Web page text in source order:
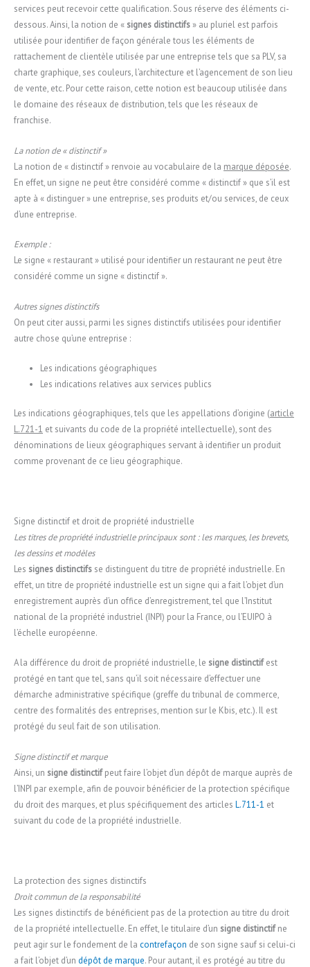
services peut recevoir cette qualification. Sous réserve des éléments ci-
dessous. Ainsi, la notion de « signes distinctifs » au pluriel est parfois
utilisée pour identifier de façon générale tous les éléments de
rattachement de clientèle utilisée par une entreprise tels que sa PLV, sa
charte graphique, ses couleurs, l’architecture et l’agencement de son lieu
de vente, etc. Pour cette raison, cette notion est beaucoup utilisée dans
le domaine des réseaux de distribution, tels que les réseaux de
franchise.
La notion de « distinctif »
La notion de « distinctif » renvoie au vocabulaire de la marque déposée.
En effet, un signe ne peut être considéré comme « distinctif » que s’il est
apte à « distinguer » une entreprise, ses produits et/ou services, de ceux
d’une entreprise.
Exemple :
Le signe « restaurant » utilisé pour identifier un restaurant ne peut être
considéré comme un signe « distinctif ».
Autres signes distinctifs
On peut citer aussi, parmi les signes distinctifs utilisées pour identifier
autre chose qu’une entreprise :
Les indications géographiques
Les indications relatives aux services publics
Les indications géographiques, tels que les appellations d’origine (article
L.721-1 et suivants du code de la propriété intellectuelle), sont des
dénominations de lieux géographiques servant à identifier un produit
comme provenant de ce lieu géographique.
Signe distinctif et droit de propriété industrielle
Les titres de propriété industrielle principaux sont : les marques, les brevets,
les dessins et modèles
Les signes distinctifs se distinguent du titre de propriété industrielle. En
effet, un titre de propriété industrielle est un signe qui a fait l’objet d’un
enregistrement auprès d’un office d’enregistrement, tel que l’Institut
national de la propriété industriel (INPI) pour la France, ou l’EUIPO à
l’échelle européenne.
A la différence du droit de propriété industrielle, le signe distinctifest
protégé en tant que tel, sans qu’il soit nécessaire d’effectuer une
démarche administrative spécifique (greffe du tribunal de commerce,
centre des formalités des entreprises, mention sur le Kbis, etc.). Il est
protégé du seul fait de son utilisation.
Signe distinctif et marque
Ainsi, un signe distinctifpeut faire l’objet d’un dépôt de marque auprès de
l’INPI par exemple, afin de pouvoir bénéficier de la protection spécifique
du droit des marques, et plus spécifiquement des articles L.711-1 et
suivant du code de la propriété industrielle.
La protection des signes distinctifs
Droit commun de la responsabilité
Les signes distinctifs de bénéficient pas de la protection au titre du droit
de la propriété intellectuelle. En effet, le titulaire d’un signe distinctifne
peut agir sur le fondement de la contrefaçon de son signe sauf si celui-ci
a fait l’objet d’un dépôt de marque. Pour autant, il es protégé au titre du